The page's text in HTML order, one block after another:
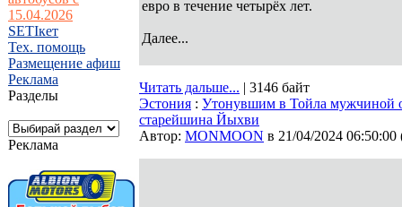
15.04.2026
SETIкет
Тех. помощь
Размещение афиш
Реклама
Разделы
Реклама
евро в течение четырёх лет.
Далее...
Читать дальше... | 3146 байт
Эстония : Утонувшим в Тойла мужчиной
старейшина Йыхви
Автор: MONMOON в 21/04/2024 06:50:00